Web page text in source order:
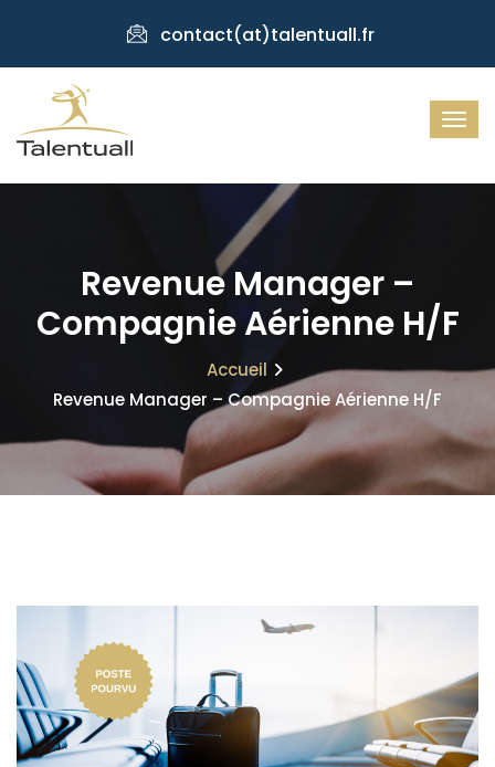
contact(at)talentuall.fr
Revenue Manager –
Compagnie Aérienne H/F
Accueil
Revenue Manager – Compagnie Aérienne H/F